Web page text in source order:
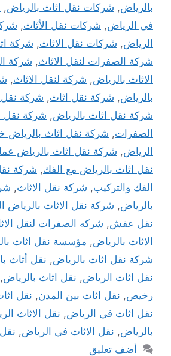
بالرياض, شركات نقل اثاث بالرياض,
في الرياض, شركات نقل الأثاث,
الرياض, شركات نقل الاثاث, شركة
شركة الصفرات لنقل الاثاث, شركة
الاثاث بالرياض, شركة لنقل الاثاث,
بالرياض, شركة نقل اثاث, شركة نقل
شركة نقل اثاث بالرياض, شركة نقل
الصفرات, شركة نقل اثاث بالرياض
الرياض, شركة نقل اثاث بالرياض
نقل اثاث بالرياض مع الفك, شركة
الفك والتركيب, شركة نقل الاثاث,
بالرياض, شركة نقل الاثاث بالرياض
نقل عفش, شركه الصفرات لنقل
الاثاث بالرياض, مؤسسة نقل اثاث
شركة نقل اثاث بالرياض, نقل أثاث
نقل اثاث الرياض, نقل اثاث بالرياض,
رخيص, نقل اثاث بين المدن, نقل
نقل اثاث في الرياض, نقل الاثاث
بالرياض, نقل الاثاث في الرياض,
أضف تعليق